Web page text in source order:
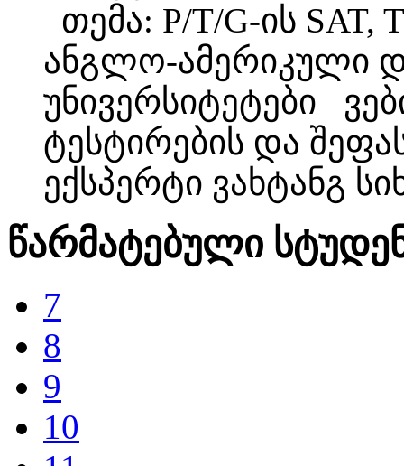
თემა: P/T/G-ის SAT,
ანგლო-ამერიკული
უნივერსიტეტები
ტესტირების და
ექსპერტი ვახტანგ
წარმატებული
7
8
9
10